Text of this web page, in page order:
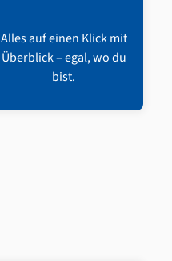
Alles auf einen Klick mit
Überblick – egal, wo du
bist.